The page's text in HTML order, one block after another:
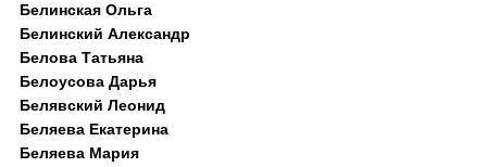
Белинская Ольга
Белинский Александр
Белова Татьяна
Белоусова Дарья
Белявский Леонид
Беляева Екатерина
Беляева Мария